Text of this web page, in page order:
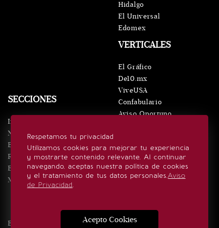
Respetamos tu privacidad
Utilizamos cookies para mejorar tu experiencia
y mostrarte contenido relevante. Al continuar
navegando, aceptas nuestra política de cookies
y el tratamiento de tus datos personales.Aviso
de Privacidad.
Acepto Cookies
SECCIONES
Inicio
Noticias
Eventos
Realeza
Estilo de vida
Minuto x Minuto
VERTICALES
El Gráfico
De10.mx
ViveUSA
Confabulario
Aviso Oportuno
Hidalgo
El Universal
Edomex
SÍGUENOS
Edición Impresa Noticias Quiénes somos